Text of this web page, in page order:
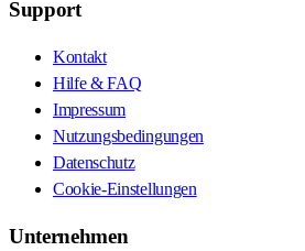
Support
Kontakt
Hilfe & FAQ
Impressum
Nutzungsbedingungen
Datenschutz
Cookie-Einstellungen
Unternehmen